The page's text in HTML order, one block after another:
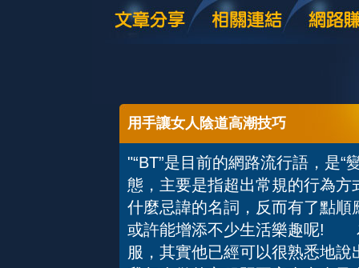
用手讓女人陰道高潮技巧
"“BT”是目前的網路流行語，是“
態，主要是指超出常規的行為
什麼忌諱的名詞，反而有了點
或許能增添不少生活樂趣呢!
服，其實他已經可以很熟悉地